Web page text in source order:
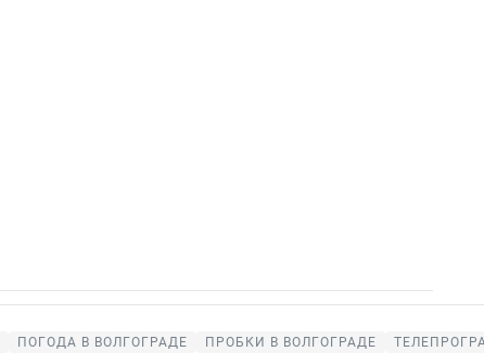
ПОГОДА В ВОЛГОГРАДЕ ПРОБКИ В ВОЛГОГРАДЕ